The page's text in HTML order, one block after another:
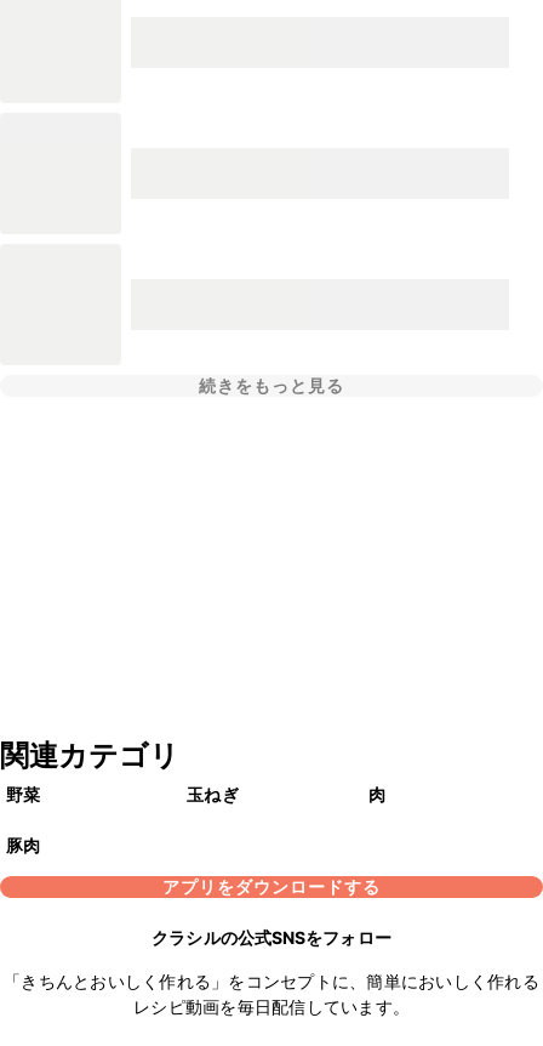
続きをもっと見る
関連カテゴリ
野菜 玉ねぎ 肉
豚肉
アプリをダウンロードする
クラシルの公式SNSをフォロー
「きちんとおいしく作れる」をコンセプトに、簡単においしく作れる
レシピ動画を毎日配信しています。